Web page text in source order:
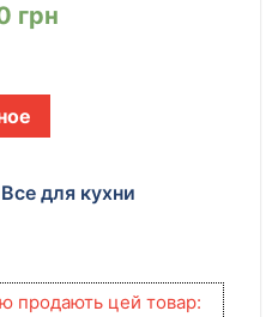
грн
Все для кухни
продають цей товар: